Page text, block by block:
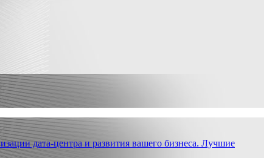
дата-центра и развития вашего бизнеса. Лучшие